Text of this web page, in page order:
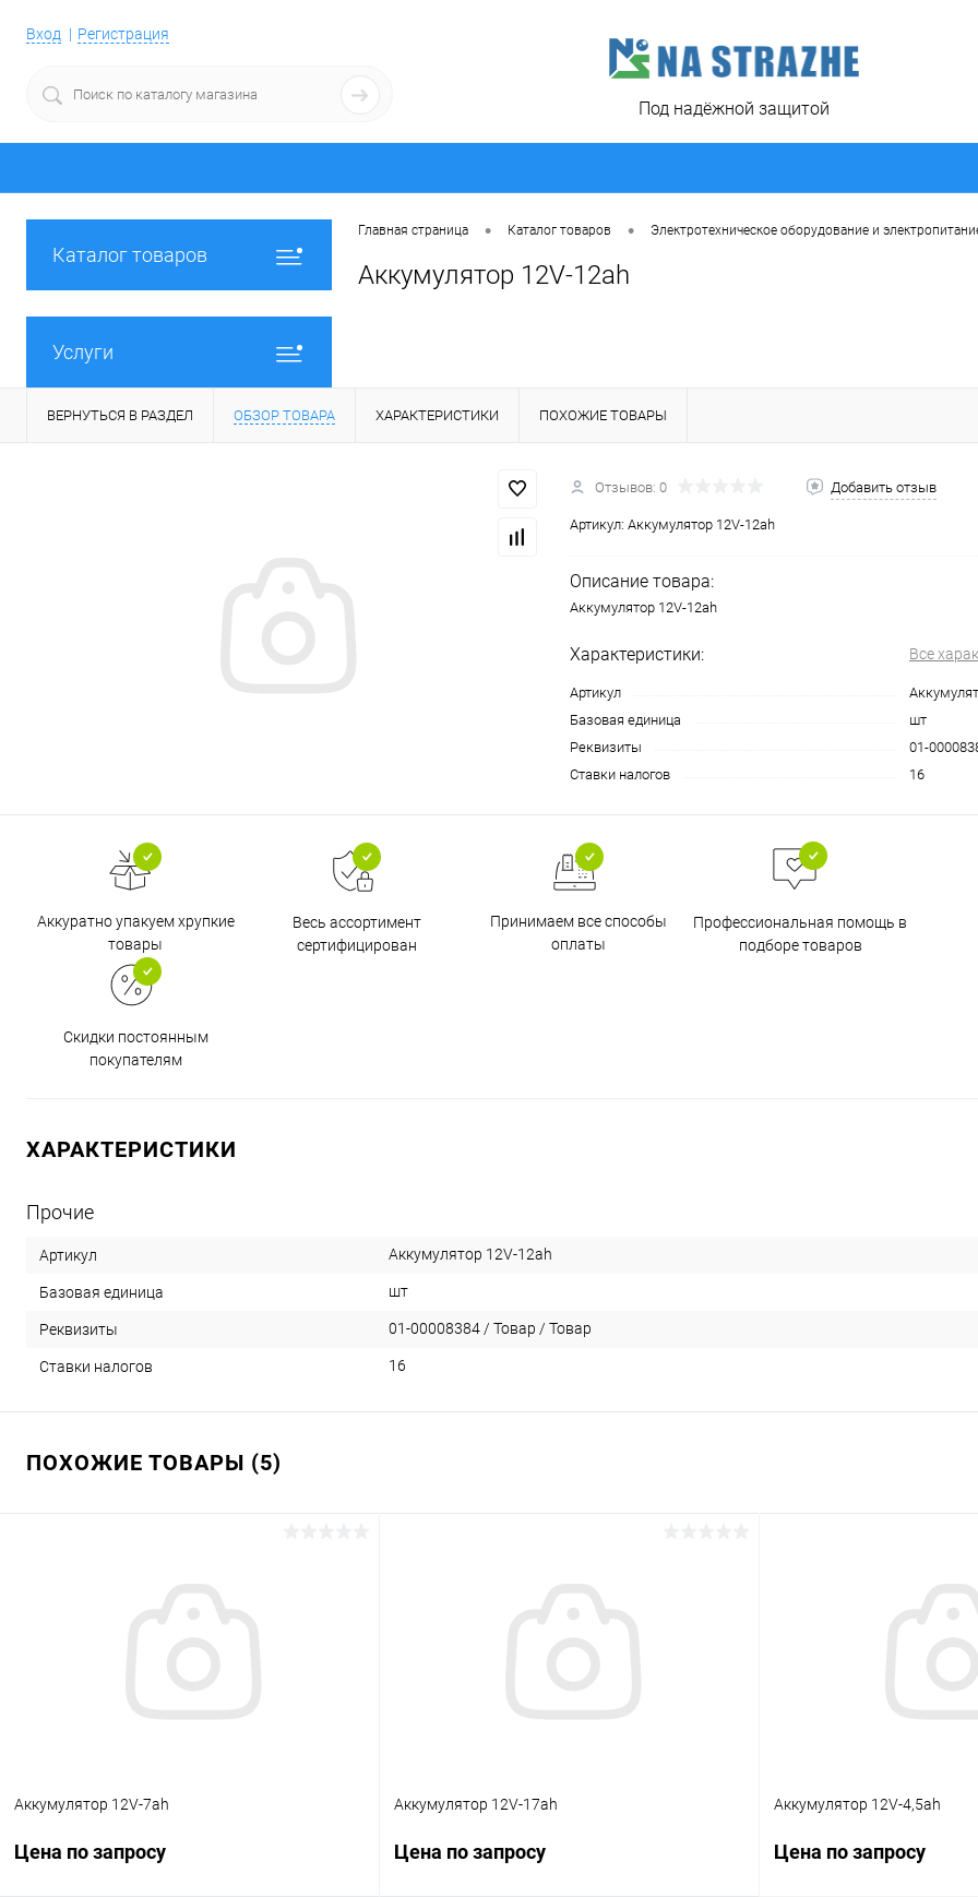
Вход Регистрация
Под надёжной защитой
Каталог товаров
Услуги
Главная страница • Каталог товаров • Электротехническое оборудование и
Аккумулятор 12V-12ah
ВЕРНУТЬСЯ В РАЗДЕЛ ОБЗОР ТОВАРА ХАРАКТЕРИСТИКИ ПОХОЖИЕ ТОВАРЫ
Отзывов: 0 Добавить отзыв
Артикул: Аккумулятор 12V-12ah
Описание товара:
Аккумулятор 12V-12ah
Характеристики: Все
Артикул
Базовая единица
шт
Реквизиты
01-
Ставки налогов
16
Аккуратно упакуем хрупкие
товары
Весь ассортимент
сертифицирован
Принимаем все способы
оплаты
Профессиональная помощь в
подборе товаров
Скидки постоянным
покупателям
ХАРАКТЕРИСТИКИ
Прочие
Артикул Аккумулятор 12V-12ah
Базовая единица шт
Реквизиты 01-00008384 / Товар / Товар
Ставки налогов 16
ПОХОЖИЕ ТОВАРЫ (5)
Аккумулятор 12V-7ah
Цена по запросу
Аккумулятор 12V-17ah
Цена по запросу
Аккумулятор 12V-4,5ah
Цена по запросу